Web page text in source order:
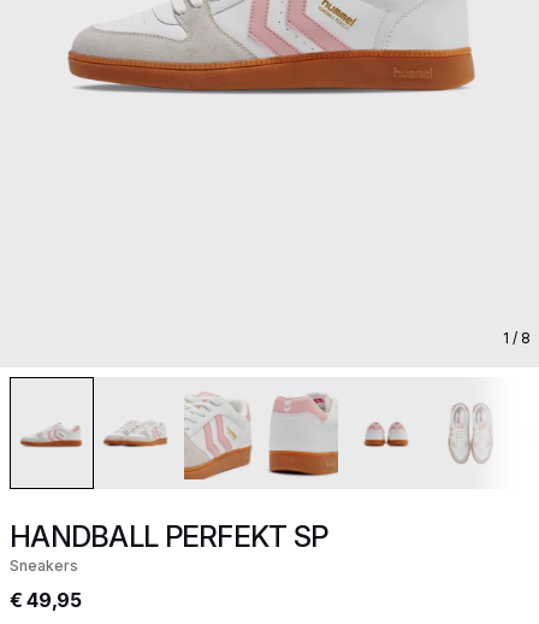
1 / 8
HANDBALL PERFEKT SP
Sneakers
€ 49,95